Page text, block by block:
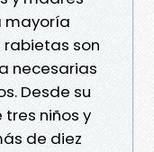
mayoría
son
necesarias
Desde su
niños y
de diez